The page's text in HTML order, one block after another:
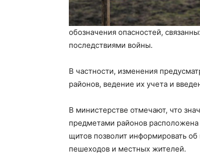
обозначения опасностей,
последствиями войны.
В частности, изменения
районов, ведение их учета и
В министерстве отмечают, что
предметами районов расположена
щитов позволит информировать
пешеходов и местных жителей.